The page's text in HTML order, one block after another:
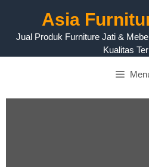
Asia
Jual Produk Furniture Jati &
Kualitas